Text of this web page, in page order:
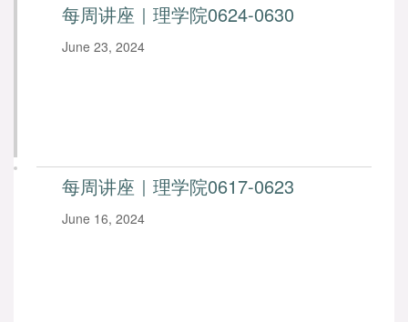
每周讲座｜理学院0624-0630
June 23, 2024
每周讲座｜理学院0617-0623
June 16, 2024